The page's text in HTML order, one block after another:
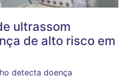
ultrassom
de alto risco em
detecta doença